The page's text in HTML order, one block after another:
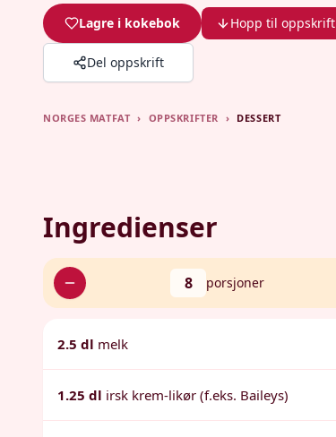
Lagre i kokebok Hopp til oppskrift
Del oppskrift
NORGES MATFAT › OPPSKRIFTER › DESSERT
Ingredienser
8 porsjoner
2.5 dl melk
1.25 dl irsk krem-likør (f.eks. Baileys)